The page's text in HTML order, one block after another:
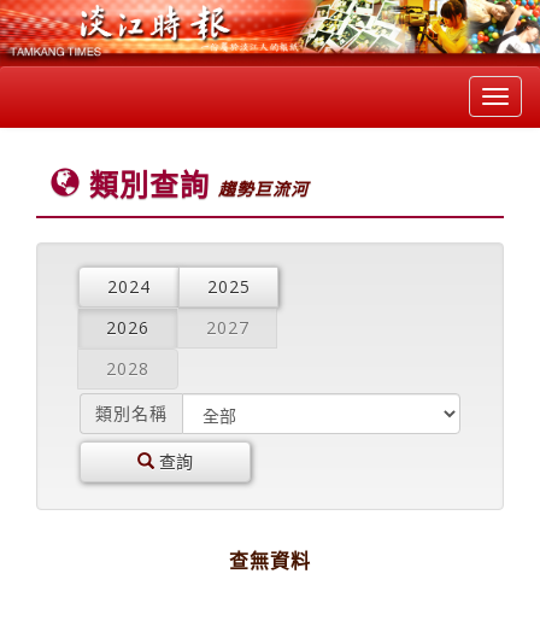
類別查詢 趨勢巨流河
2024
2025
2026
2027
2028
類別名稱
查詢
查無資料